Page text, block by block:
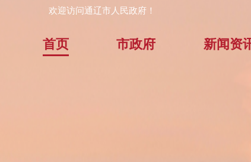
欢迎访问通辽市人民政府！
首页 市政府 新闻资